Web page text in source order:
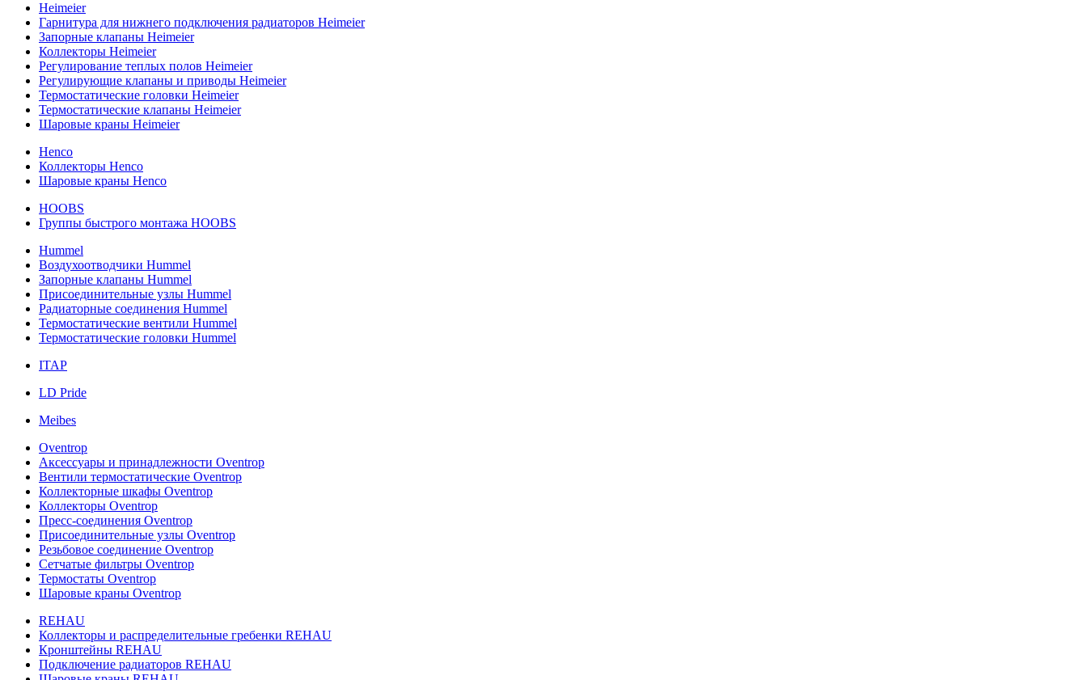
Heimeier
Гарнитура для нижнего подключения радиаторов Heimeier
Запорные клапаны Heimeier
Коллекторы Heimeier
Регулирование теплых полов Heimeier
Регулирующие клапаны и приводы Heimeier
Термостатические головки Heimeier
Термостатические клапаны Heimeier
Шаровые краны Heimeier
Henco
Коллекторы Henco
Шаровые краны Henco
HOOBS
Группы быстрого монтажа HOOBS
Hummel
Воздухоотводчики Hummel
Запорные клапаны Hummel
Присоединительные узлы Hummel
Радиаторные соединения Hummel
Термостатические вентили Hummel
Термостатические головки Hummel
ITAP
LD Pride
Meibes
Oventrop
Аксессуары и принадлежности Oventrop
Вентили термостатические Oventrop
Коллекторные шкафы Oventrop
Коллекторы Oventrop
Пресс-соединения Oventrop
Присоединительные узлы Oventrop
Резьбовое соединение Oventrop
Сетчатые фильтры Oventrop
Термостаты Oventrop
Шаровые краны Oventrop
REHAU
Коллекторы и распределительные гребенки REHAU
Кронштейны REHAU
Подключение радиаторов REHAU